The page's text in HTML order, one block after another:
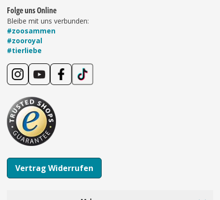
Folge uns Online
Bleibe mit uns verbunden:
#zoosammen
#zooroyal
#tierliebe
Vertrag Widerrufen